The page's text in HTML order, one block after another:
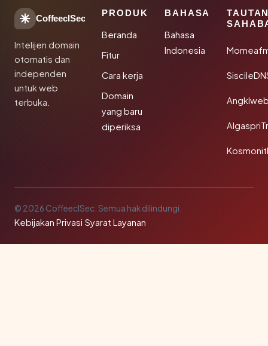
CoffeeclSec
Intelijen domain
otomatis dan
independen
untuk web
terbuka.
PRODUK
Beranda
Fitur
Cara kerja
Domain
yang baru
diperiksa
BAHASA
Bahasa
Indonesia
© 2026 CoffeeclSec. Semua hak dilindungi.
Kebijakan Privasi·Syarat Layanan